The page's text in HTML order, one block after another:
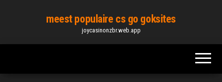
content
meest populaire cs go goksites
joycasinonzbr.web.app